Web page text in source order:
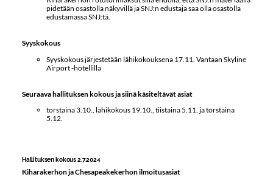
pidetään osastolla näkyvillä ja SNJ:n edustaja saa olla osastolla
edustamassa SNJ:tä.
Syyskokous
Syyskokous järjestetään lähikokouksena 17.11. Vantaan Skyline
Airport -hotellilla
Seuraava hallituksen kokous ja siinä käsiteltävät asiat
torstaina 3.10., lähikokous 19.10., tiistaina 5.11. ja torstaina
5.12.
Hallituksen kokous 2.7.2024
Kiharakerhon ja Chesapeakekerhon ilmoitusasiat